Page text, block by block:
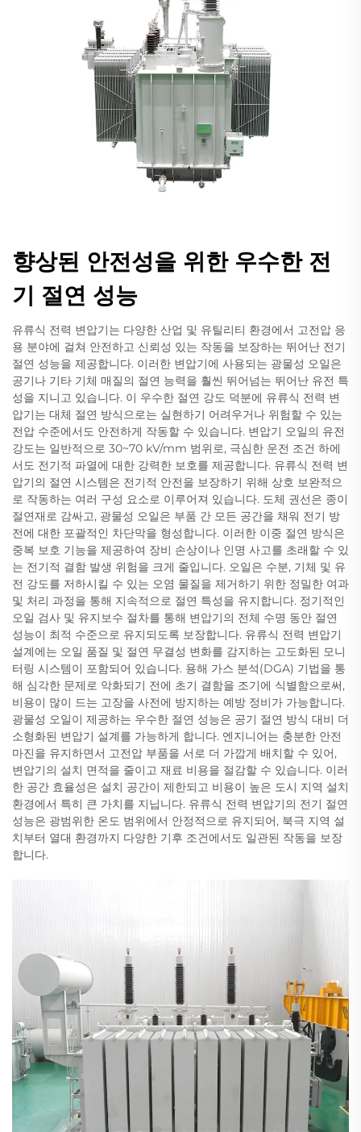
향상된 안전성을 위한 우수한 전
기 절연 성능
유류식 전력 변압기는 다양한 산업 및 유틸리티 환경에서 고전압 응
용 분야에 걸쳐 안전하고 신뢰성 있는 작동을 보장하는 뛰어난 전기
절연 성능을 제공합니다. 이러한 변압기에 사용되는 광물성 오일은
공기나 기타 기체 매질의 절연 능력을 훨씬 뛰어넘는 뛰어난 유전 특
성을 지니고 있습니다. 이 우수한 절연 강도 덕분에 유류식 전력 변
압기는 대체 절연 방식으로는 실현하기 어려우거나 위험할 수 있는
전압 수준에서도 안전하게 작동할 수 있습니다. 변압기 오일의 유전
강도는 일반적으로 30~70 kV/mm 범위로, 극심한 운전 조건 하에
서도 전기적 파열에 대한 강력한 보호를 제공합니다. 유류식 전력 변
압기의 절연 시스템은 전기적 안전을 보장하기 위해 상호 보완적으
로 작동하는 여러 구성 요소로 이루어져 있습니다. 도체 권선은 종이
절연재로 감싸고, 광물성 오일은 부품 간 모든 공간을 채워 전기 방
전에 대한 포괄적인 차단막을 형성합니다. 이러한 이중 절연 방식은
중복 보호 기능을 제공하여 장비 손상이나 인명 사고를 초래할 수 있
는 전기적 결함 발생 위험을 크게 줄입니다. 오일은 수분, 기체 및 유
전 강도를 저하시킬 수 있는 오염 물질을 제거하기 위한 정밀한 여과
및 처리 과정을 통해 지속적으로 절연 특성을 유지합니다. 정기적인
오일 검사 및 유지보수 절차를 통해 변압기의 전체 수명 동안 절연
성능이 최적 수준으로 유지되도록 보장합니다. 유류식 전력 변압기
설계에는 오일 품질 및 절연 무결성 변화를 감지하는 고도화된 모니
터링 시스템이 포함되어 있습니다. 용해 가스 분석(DGA) 기법을 통
해 심각한 문제로 악화되기 전에 초기 결함을 조기에 식별함으로써,
비용이 많이 드는 고장을 사전에 방지하는 예방 정비가 가능합니다.
광물성 오일이 제공하는 우수한 절연 성능은 공기 절연 방식 대비 더
소형화된 변압기 설계를 가능하게 합니다. 엔지니어는 충분한 안전
마진을 유지하면서 고전압 부품을 서로 더 가깝게 배치할 수 있어,
변압기의 설치 면적을 줄이고 재료 비용을 절감할 수 있습니다. 이러
한 공간 효율성은 설치 공간이 제한되고 비용이 높은 도시 지역 설치
환경에서 특히 큰 가치를 지닙니다. 유류식 전력 변압기의 전기 절연
성능은 광범위한 온도 범위에서 안정적으로 유지되어, 북극 지역 설
치부터 열대 환경까지 다양한 기후 조건에서도 일관된 작동을 보장
합니다.